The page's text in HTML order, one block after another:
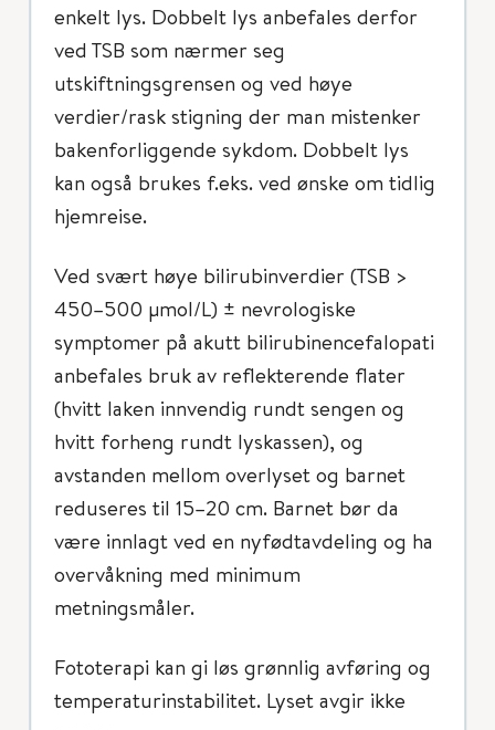
enkelt lys. Dobbelt lys anbefales derfor
ved TSB som nærmer seg
utskiftningsgrensen og ved høye
verdier/rask stigning der man mistenker
bakenforliggende sykdom. Dobbelt lys
kan også brukes f.eks. ved ønske om tidlig
hjemreise.
Ved svært høye bilirubinverdier (TSB >
450–500 μmol/L) ± nevrologiske
symptomer på akutt bilirubinencefalopati
anbefales bruk av reflekterende flater
(hvitt laken innvendig rundt sengen og
hvitt forheng rundt lyskassen), og
avstanden mellom overlyset og barnet
reduseres til 15–20 cm. Barnet bør da
være innlagt ved en nyfødtavdeling og ha
overvåkning med minimum
metningsmåler.
Fototerapi kan gi løs grønnlig avføring og
temperaturinstabilitet. Lyset avgir ikke